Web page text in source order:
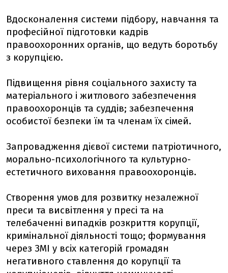
Вдосконалення системи підбору, навчання та
професійної підготовки кадрів
правоохоронних органів, що ведуть боротьбу
з корупцією.
Підвищення рівня соціального захисту та
матеріального і житлового забезпечення
правоохоронців та суддів; забезпечення
особистої безпеки їм та членам їх сімей.
Запровадження дієвої системи патріотичного,
морально-психологічного та культурно-
естетичного виховання правоохоронців.
Створення умов для розвитку незалежної
преси та висвітлення у пресі та на
телебаченні випадків розкриття корупції,
кримінальної діяльності тощо; формування
через ЗМІ у всіх категорій громадян
негативного ставлення до корупції та